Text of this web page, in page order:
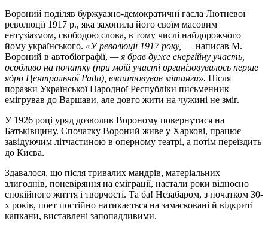
Вороний поділяв буржуазно-демократичні гасла Лютневої
революції 1917 р., яка захопила його своїм масовим
ентузіазмом, свободою слова, в тому числі найдорожчого
йому українського. «У революції 1917 року, — написав М.
Вороний в автобіографії, — я брав дуже енергійну участь,
особливо на початку (при моїй участі організовувалось перше
ядро Центральної Ради), влаштовував мітинги». Після
поразки Української Народної Республіки письменник
емігрував до Варшави, але довго жити на чужині не зміг.
У 1926 році уряд дозволив Вороному повернутися на
Батьківщину. Спочатку Вороний живе у Харкові, працює
завідуючим літчастиною в оперному театрі, а потім переїздить
до Києва.
Здавалося, що після тривалих мандрів, матеріальних
злигоднів, поневіряння на еміграції, настали роки відносно
спокійного життя і творчості. Та ба! Незабаром, з початком 30-
х років, поет постійно натикається на замасковані й відкриті
капкани, виставлені запопадливими.